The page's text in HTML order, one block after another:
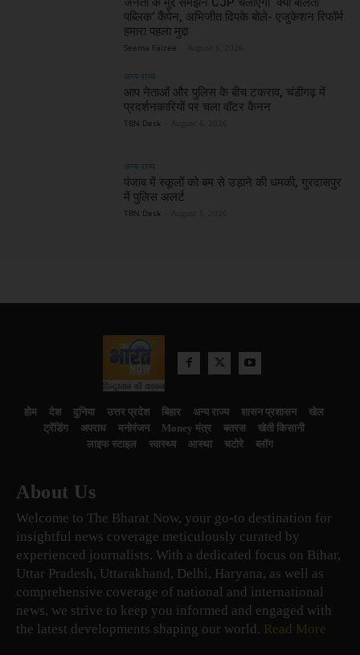
पब्लिक’ कैंपेन, अभिजीत दिपके बोले- एजुकेशन रिफॉर्म
हमारा पहला मुद्दा
Seema Faizee
अन्य राज्य
आप नेताओं और पुलिस के बीच टकराव, चंडीगढ़ में
प्रदर्शनकारियों पर चला वॉटर कैनन
TBN Desk
अन्य राज्य
पंजाब में स्कूलों को बम से उड़ाने की धमकी, गुरदासपुर
में पुलिस अलर्ट
TBN Desk
होम देश दुनिया उत्तर प्रदेश बिहार अन्य राज्य शासन प्रशासन
खेल
ट्रेंडिंग
अपराध मनोरंजन Money मंत्र बतरस
खेती किसानी
लाइफ स्टाइल
स्वास्थ्य आस्था चटोरे ब्लॉग
About Us
Welcome to The Bharat Now, your go-to destination for
insightful news coverage meticulously curated by
experienced journalists. With a dedicated focus on Bihar,
Uttar Pradesh, Uttarakhand, Delhi, Haryana, as well as
comprehensive coverage of national and international
news, we strive to keep you informed and engaged with
the latest developments shaping our world. Read More